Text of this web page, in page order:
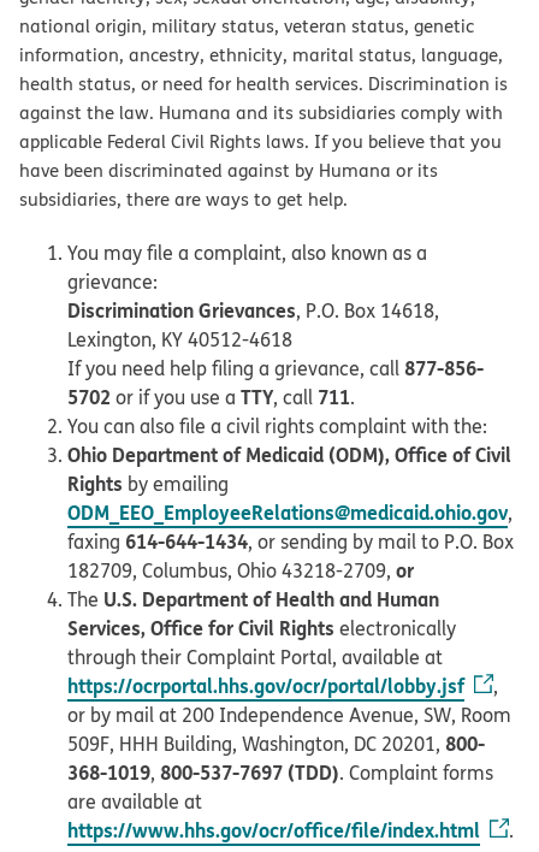
national origin, military status, veteran status, genetic
information, ancestry, ethnicity, marital status, language,
health status, or need for health services. Discrimination is
against the law. Humana and its subsidiaries comply with
applicable Federal Civil Rights laws. If you believe that you
have been discriminated against by Humana or its
subsidiaries, there are ways to get help.
You may file a complaint, also known as a
grievance:
Discrimination Grievances, P.O. Box 14618,
Lexington, KY 40512-4618
If you need help filing a grievance, call877-856-
5702 or if you use a TTY, call 711.
You can also file a civil rights complaint with the:
Ohio Department of Medicaid (ODM), Office of Civil
Rights by emailing
ODM_EEO_EmployeeRelations@medicaid.ohio.gov,
faxing 614-644-1434, or sending by mail to P.O. Box
182709, Columbus, Ohio 43218-2709, or
The U.S. Department of Health and Human
Services, Office for Civil Rights electronically
through their Complaint Portal, available at
https://ocrportal.hhs.gov/ocr/portal/lobby.jsf
,
or by mail at 200 Independence Avenue, SW, Room
509F, HHH Building, Washington, DC 20201, 800-
368-1019, 800-537-7697 (TDD). Complaint forms
are available at
https://www.hhs.gov/ocr/office/file/index.html .